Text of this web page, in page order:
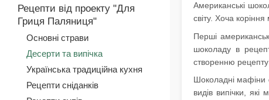
Американські
світу. Хоча
Перші
шоколаду в
створенню
Шоколадні мафіни
видів випічки,
Рецепти від проекту "Для
Гриця Паляниця"
Основні страви
Десерти та випічка
Українська традиційна кухня
Рецепти сніданків